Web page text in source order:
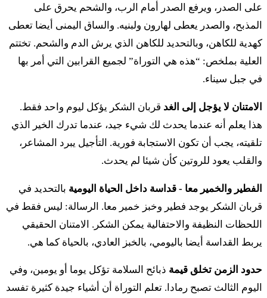
טז
וְאִם נֶדֶר אוֹ נְדָבָה זֶבַח קָרְבָּנוֹ בְּיוֹם הַקְרִיבוֹ אֶת
זִבְחוֹ יֵאָכֵל וּמִמָּחֳרָת וְהַנּוֹתָר מִמֶּנּוּ יֵאָכֵל׃
تز فِئم نِدِر أو نِدافا زِفاح قُربانو بيوم هَقريفو إت زِفحو
يِؤاخيل ومِمّاحُرات فِهنّوتار مِمِنو يِؤاخيل
וְהַנּוֹתָר מִבְּשַׂר הַזָּבַח בַּיּוֹם הַשְּׁלִישִׁי בָּאֵשׁ יִשָּׂרֵף׃
يز فِهنّوتار مِبسار هزّافاح بَيّوم هشليشي باإش يِسّاريف
וְאִם הֵאָכֹל יֵאָכֵל מִבְּשַׂר זֶבַח שְׁלָמָיו בַּיּוֹם
הַשְּׁלִישִׁי לֹא יֵרָצֶה הַמַּקְרִיב אֹתוֹ לֹא יֵחָשֵׁב לוֹ
פִּגּוּל יִהְיֶה וְהַנֶּפֶשׁ הָאֹכֶלֶת מִמֶּנּוּ עֲוֹנָהּ תִּשָּׂא׃
يح فِئم هِؤاخول يِؤاخيل مِبسار زِفاح شلاماف بَيّوم
على الصدر، ويرفع الصدر أمام الرب، والشحم يحرق على
المذبح، والصدر يعطى لهارون ولبنيه. والساق اليمنى أيضا تعطى
كهدية للكاهن، وبالتحديد للكاهن الذي يرش الدم والشحم. تختتم
العلية بملخص: “هذه هي التوراة” لجميع القرابين التي أمر بها
في جبل سيناء.
الامتنان لا يؤجل إلى الغد قربان الشكر يؤكل ليوم واحد فقط.
هذا يعلم أنه عندما يحدث لك شيء جيد، عندما تدرك الخير الذي
تلقيته، يجب أن تكون الاستجابة فورية. التأجيل يبرد المشاعر،
والقلب يعود للروتين كأن شيئا لم يحدث.
الفطير والخمير معا - قداسة داخل الحياة اليومية بالتحديد في
قربان الشكر يوجد فطير وخبز خمير معا. الرسالة: ليس فقط في
اللحظات النظيفة والاحتفالية يمكن الشكر. الامتنان الحقيقي
يربط القداسة أيضا باليومي، بالخبز العادي، بالحياة كما هي.
حدود الزمن تخلق قيمة ذبائح السلامة تؤكل يوما أو يومين، وفي
اليوم الثالث تصبح رمادا. تعلم التوراة أن أشياء جيدة كثيرة تفسد